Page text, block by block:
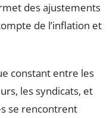
des ajustements
de l’inflation et
constant entre les
les syndicats, et
se rencontrent